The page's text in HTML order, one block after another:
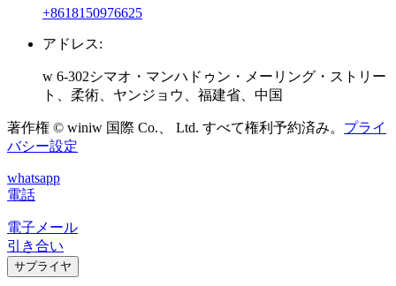
+8618150976625
アドレス:
w 6-302シマオ・マンハドゥン・メーリング・ストリー
ト、柔術、ヤンジョウ、福建省、中国
著作権 © winiw 国際 Co.、 Ltd. すべて権利予約済み。 プライ
バシー設定
whatsapp
電話
電子メール
引き合い
サプライヤ